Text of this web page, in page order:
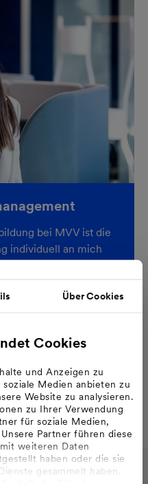
Über Cookies
Cookies
und Anzeigen zu
Medien anbieten zu
Website zu analysieren.
zu Ihrer Verwendung
für soziale Medien,
Partner führen diese
weiteren Daten
haben oder die sie
gesammelt haben.
bei MVV ist die
individuell an mich
Ausbildung